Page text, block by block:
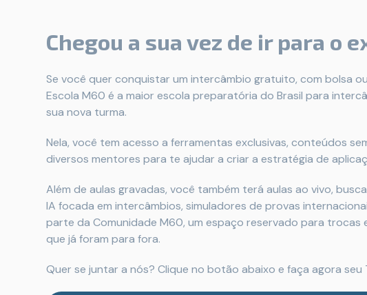
Chegou a sua vez de ir para o
Se você quer conquistar um intercâmbio gratuito, com bolsa
Escola M60 é a maior escola preparatória do Brasil para
sua nova turma.
Nela, você tem acesso a ferramentas exclusivas, conteúdos
diversos mentores para te ajudar a criar a estratégia de
Além de aulas gravadas, você também terá aulas ao vivo,
IA focada em intercâmbios, simuladores de provas
parte da Comunidade M60, um espaço reservado para trocas
que já foram para fora.
Quer se juntar a nós? Clique no botão abaixo e faça agora seu